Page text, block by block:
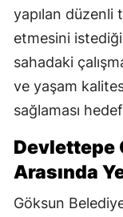
yapılan düzenli
etmesini
sahadaki
ve yaşam
sağlaması
Devlettepe
Arasında
Göksun